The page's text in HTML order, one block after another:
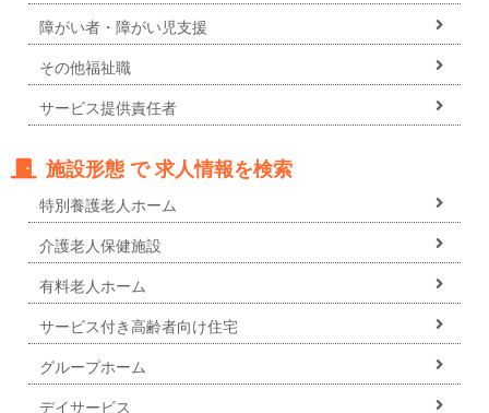
障がい者・障がい児支援
その他福祉職
サービス提供責任者
施設形態 で 求人情報を検索
特別養護老人ホーム
介護老人保健施設
有料老人ホーム
サービス付き高齢者向け住宅
グループホーム
デイサービス